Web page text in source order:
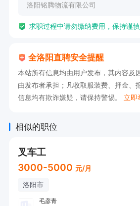
洛阳铭腾物流有限公司
求职过程中请勿缴纳费用，保持谨慎
全洛阳直聘安全提醒
本站所有信息均由用户发布，其内容及
由发布者承担；凡收取服装费、押金、
信息均有欺诈嫌疑，请保持警惕。 立即
相似的职位
叉车工
3000-5000 元/月
洛阳市
毛彦青